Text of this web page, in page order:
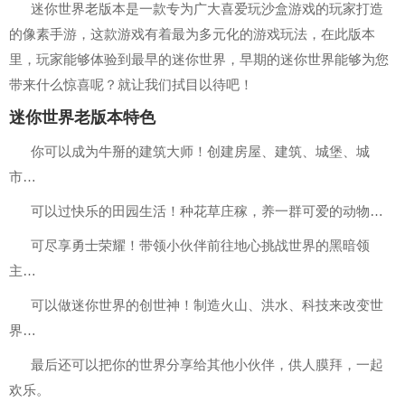
迷你世界老版本是一款专为广大喜爱玩沙盒游戏的玩家打造
的像素手游，这款游戏有着最为多元化的游戏玩法，在此版本
里，玩家能够体验到最早的迷你世界，早期的迷你世界能够为您
带来什么惊喜呢？就让我们拭目以待吧！
迷你世界老版本特色
你可以成为牛掰的建筑大师！创建房屋、建筑、城堡、城
市…
可以过快乐的田园生活！种花草庄稼，养一群可爱的动物…
可尽享勇士荣耀！带领小伙伴前往地心挑战世界的黑暗领
主…
可以做迷你世界的创世神！制造火山、洪水、科技来改变世
界…
最后还可以把你的世界分享给其他小伙伴，供人膜拜，一起
欢乐。